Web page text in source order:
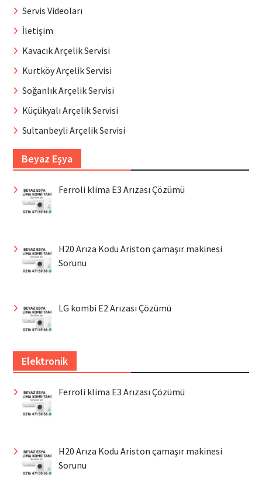
Servis Videoları
İletişim
Kavacık Arçelik Servisi
Kurtköy Arçelik Servisi
Soğanlık Arçelik Servisi
Küçükyalı Arçelik Servisi
Sultanbeyli Arçelik Servisi
Beyaz Eşya
Ferroli klima E3 Arızası Çözümü
H20 Arıza Kodu Ariston çamaşır makinesi
Sorunu
LG kombi E2 Arızası Çözümü
Elektronik
Ferroli klima E3 Arızası Çözümü
H20 Arıza Kodu Ariston çamaşır makinesi
Sorunu